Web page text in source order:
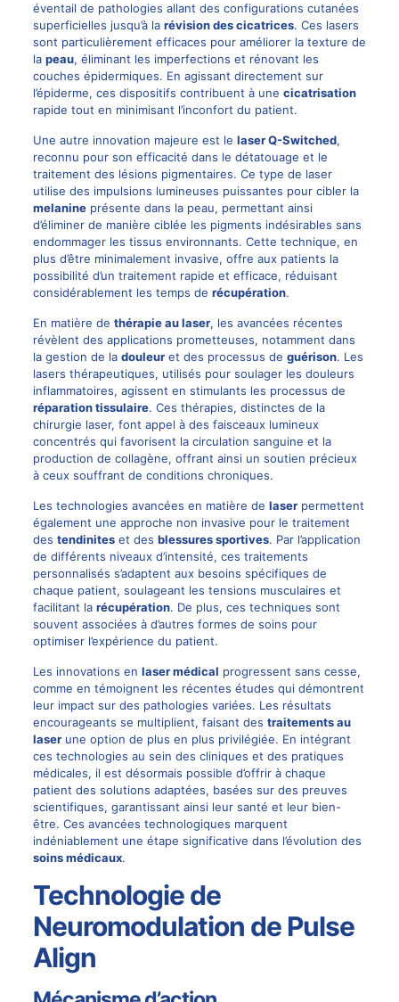
éventail de pathologies allant des configurations cutanées
superficielles jusqu’à la révision des cicatrices. Ces lasers
sont particulièrement efficaces pour améliorer la texture de
la peau, éliminant les imperfections et rénovant les
couches épidermiques. En agissant directement sur
l’épiderme, ces dispositifs contribuent à une cicatrisation
rapide tout en minimisant l’inconfort du patient.
Une autre innovation majeure est le laser Q-Switched,
reconnu pour son efficacité dans le détatouage et le
traitement des lésions pigmentaires. Ce type de laser
utilise des impulsions lumineuses puissantes pour cibler la
melanineprésente dans la peau, permettant ainsi
d’éliminer de manière ciblée les pigments indésirables sans
endommager les tissus environnants. Cette technique, en
plus d’être minimalement invasive, offre aux patients la
possibilité d’un traitement rapide et efficace, réduisant
considérablement les temps de récupération.
En matière de thérapie au laser, les avancées récentes
révèlent des applications prometteuses, notamment dans
la gestion de la douleuret des processus de guérison. Les
lasers thérapeutiques, utilisés pour soulager les douleurs
inflammatoires, agissent en stimulants les processus de
réparation tissulaire. Ces thérapies, distinctes de la
chirurgie laser, font appel à des faisceaux lumineux
concentrés qui favorisent la circulation sanguine et la
production de collagène, offrant ainsi un soutien précieux
à ceux souffrant de conditions chroniques.
Les technologies avancées en matière de laserpermettent
également une approche non invasive pour le traitement
des tendiniteset des blessures sportives. Par l’application
de différents niveaux d’intensité, ces traitements
personnalisés s’adaptent aux besoins spécifiques de
chaque patient, soulageant les tensions musculaires et
facilitant la récupération. De plus, ces techniques sont
souvent associées à d’autres formes de soins pour
optimiser l’expérience du patient.
Les innovations en laser médical progressent sans cesse,
comme en témoignent les récentes études qui démontrent
leur impact sur des pathologies variées. Les résultats
encourageants se multiplient, faisant des traitements au
laserune option de plus en plus privilégiée. En intégrant
ces technologies au sein des cliniques et des pratiques
médicales, il est désormais possible d’offrir à chaque
patient des solutions adaptées, basées sur des preuves
scientifiques, garantissant ainsi leur santé et leur bien-
être. Ces avancées technologiques marquent
indéniablement une étape significative dans l’évolution des
soins médicaux.
Technologie de
Neuromodulation de Pulse
Align